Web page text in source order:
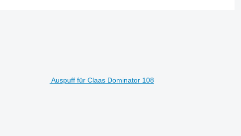
Auspuff für Claas Dominator 108